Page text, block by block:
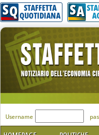
Attenzione! Esegui l'accesso
SQ STAFFETTA
QUOTIDIANA SA
'Modulo Login per
Username